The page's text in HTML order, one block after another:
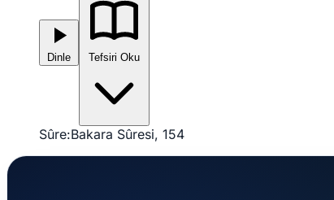
Dinle
Sûre:Bakara Sûresi, 154